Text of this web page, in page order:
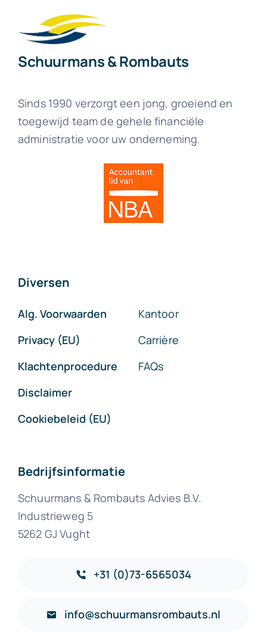
Schuurmans & Rombauts
Sinds 1990 verzorgt een jong, groeiend en
toegewijd team de gehele financiële
administratie voor uw onderneming.
Diversen
Alg. Voorwaarden
Privacy (EU)
Klachtenprocedure
Disclaimer
Cookiebeleid (EU)
Kantoor
Carrière
FAQs
Bedrijfsinformatie
Schuurmans & Rombauts Advies B.V.
Industrieweg 5
5262 GJ Vught
+31 (0)73-6565034
info@schuurmansrombauts.nl